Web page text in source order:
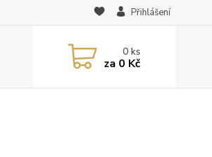
Přihlášení
0ks
za 0 Kč